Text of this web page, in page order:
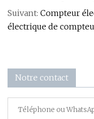
Suivant: Compteur
électrique de
Notre contact